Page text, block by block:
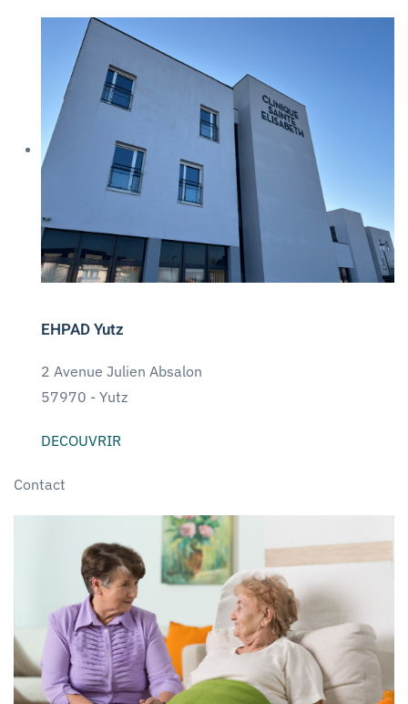
EHPAD Yutz
2 Avenue Julien Absalon
57970 - Yutz
DECOUVRIR
Contact